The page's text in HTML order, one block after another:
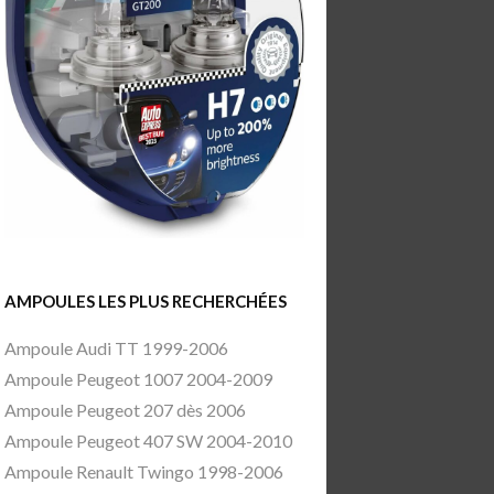
AMPOULES LES PLUS RECHERCHÉES
Ampoule Audi TT 1999-2006
Ampoule Peugeot 1007 2004-2009
Ampoule Peugeot 207 dès 2006
Ampoule Peugeot 407 SW 2004-2010
Ampoule Renault Twingo 1998-2006